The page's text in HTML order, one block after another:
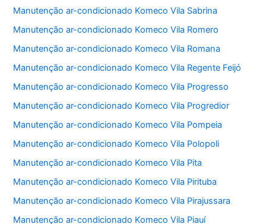
Manutenção ar-condicionado Komeco Vila Sabrina
Manutenção ar-condicionado Komeco Vila Romero
Manutenção ar-condicionado Komeco Vila Romana
Manutenção ar-condicionado Komeco Vila Regente Feijó
Manutenção ar-condicionado Komeco Vila Progresso
Manutenção ar-condicionado Komeco Vila Progredior
Manutenção ar-condicionado Komeco Vila Pompeia
Manutenção ar-condicionado Komeco Vila Polopoli
Manutenção ar-condicionado Komeco Vila Pita
Manutenção ar-condicionado Komeco Vila Pirituba
Manutenção ar-condicionado Komeco Vila Pirajussara
Manutenção ar-condicionado Komeco Vila Piauí